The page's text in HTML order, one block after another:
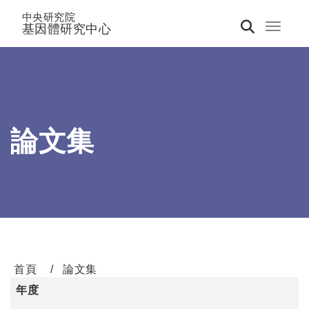
Toggle
中央研究院
基因體研究中心
論文集
首頁
論文集
年度